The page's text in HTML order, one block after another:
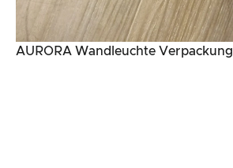
AURORA Wandleuchte Verpackung